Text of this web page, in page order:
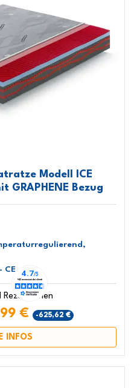
Modell ICE
GRAPHENE Bezug
CE
Rezensionen
€ -625,62 €
INFOS